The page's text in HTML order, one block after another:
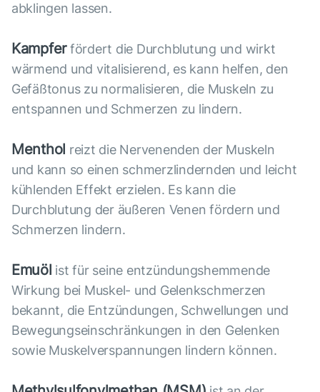
abklingen lassen.
Kampferfördert die Durchblutung und wirkt
wärmend und vitalisierend, es kann helfen, den
Gefäßtonus zu normalisieren, die Muskeln zu
entspannen und Schmerzen zu lindern.
Menthol reizt die Nervenenden der Muskeln
und kann so einen schmerzlindernden und leicht
kühlenden Effekt erzielen. Es kann die
Durchblutung der äußeren Venen fördern und
Schmerzen lindern.
Emuöl ist für seine entzündungshemmende
Wirkung bei Muskel- und Gelenkschmerzen
bekannt, die Entzündungen, Schwellungen und
Bewegungseinschränkungen in den Gelenken
sowie Muskelverspannungen lindern können.